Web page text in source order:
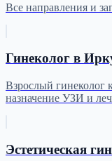
Все направления и
Гинеколог в
Взрослый гинеколог
назначение УЗИ и
Эстетическая